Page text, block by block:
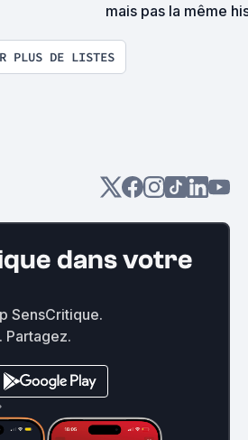
mais pas la même
participative]
PLUS DE LISTES
dans votre
SensCritique.
Partagez.